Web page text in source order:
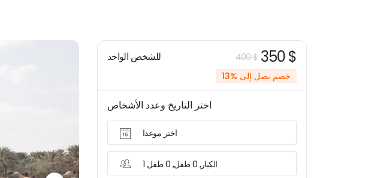
للشخص الواحد 400 $ 350 $
خصم يصل إلى %13
اختر التاريخ وعدد الأشخاص
اختر موعدا
1 الكبار, 0 طفل, 0 طفل